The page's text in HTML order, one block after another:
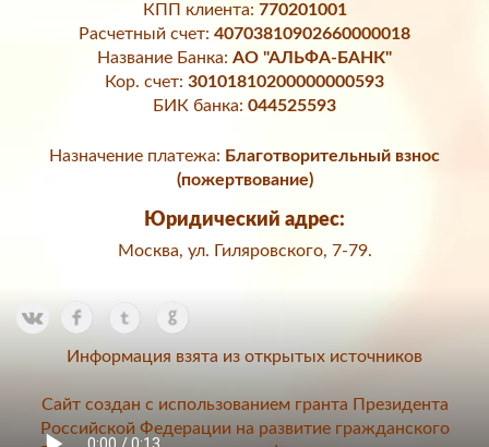
КПП клиента: 770201001
Расчетный счет: 40703810902660000018
Название Банка: АО "АЛЬФА-БАНК"
Кор. счет: 30101810200000000593
БИК банка: 044525593
Назначение платежа: Благотворительный взнос
(пожертвование)
Юридический адрес:
Москва, ул. Гиляровского, 7-79.
Информация взята из открытых источников
Сайт создан с использованием гранта Президента
Российской Федерации на развитие гражданского